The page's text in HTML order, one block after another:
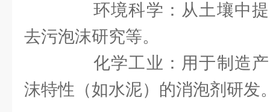
环境科学：从土壤中提
去污泡沫研究等。
化学工业：用于制造产
沫特性（如水泥）的消泡剂研发